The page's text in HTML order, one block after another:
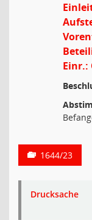
Einr.:
1644/23
Drucksache